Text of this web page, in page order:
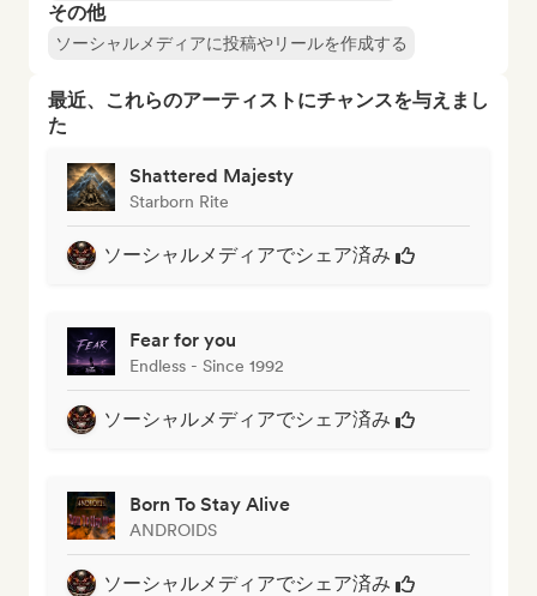
その他
ソーシャルメディアに投稿やリールを作成する
最近、これらのアーティストにチャンスを与えまし
た
Shattered Majesty
Starborn Rite
ソーシャルメディアでシェア済み
Fear for you
Endless - Since 1992
ソーシャルメディアでシェア済み
Born To Stay Alive
ANDROIDS
ソーシャルメディアでシェア済み